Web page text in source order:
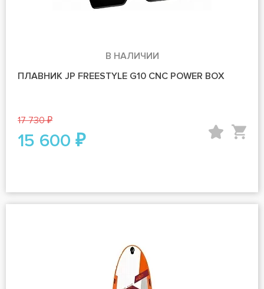
В НАЛИЧИИ
ПЛАВНИК JP FREESTYLE G10 CNC POWER BOX
17 730 ₽
15 600 ₽